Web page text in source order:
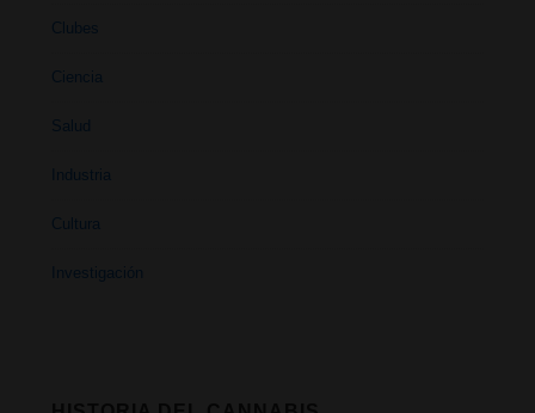
Clubes
Ciencia
Salud
Industria
Cultura
Investigación